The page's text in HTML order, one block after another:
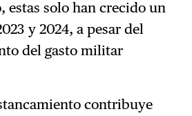
estas solo han crecido un
y 2024, a pesar del
del gasto militar
contribuye